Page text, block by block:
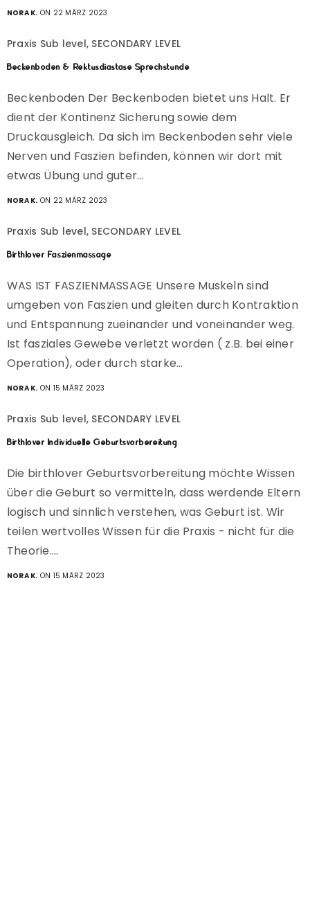
NORA K. ON 22 MÄRZ 2023
Praxis Sub level, SECONDARY LEVEL
Beckenboden & Rektusdiastase Sprechstunde
Beckenboden Der Beckenboden bietet uns Halt. Er
dient der Kontinenz Sicherung sowie dem
Druckausgleich. Da sich im Beckenboden sehr viele
Nerven und Faszien befinden, können wir dort mit
etwas Übung und guter…
NORA K. ON 22 MÄRZ 2023
Praxis Sub level, SECONDARY LEVEL
Birthlover Faszienmassage
WAS IST FASZIENMASSAGE Unsere Muskeln sind
umgeben von Faszien und gleiten durch Kontraktion
und Entspannung zueinander und voneinander weg.
Ist fasziales Gewebe verletzt worden ( z.B. bei einer
Operation), oder durch starke…
NORA K. ON 15 MÄRZ 2023
Praxis Sub level, SECONDARY LEVEL
Birthlover Individuelle Geburtsvorbereitung
Die birthlover Geburtsvorbereitung möchte Wissen
über die Geburt so vermitteln, dass werdende Eltern
logisch und sinnlich verstehen, was Geburt ist. Wir
teilen wertvolles Wissen für die Praxis - nicht für die
Theorie.…
NORA K. ON 15 MÄRZ 2023